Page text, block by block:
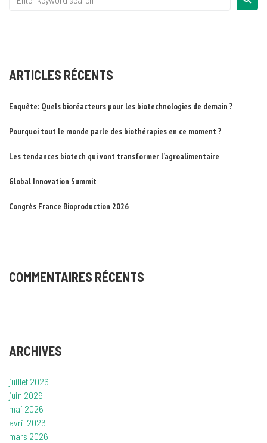
ARTICLES RÉCENTS
Enquête: Quels bioréacteurs pour les biotechnologies de demain ?
Pourquoi tout le monde parle des biothérapies en ce moment ?
Les tendances biotech qui vont transformer l’agroalimentaire
Global Innovation Summit
Congrès France Bioproduction 2026
COMMENTAIRES RÉCENTS
ARCHIVES
juillet 2026
juin 2026
mai 2026
avril 2026
mars 2026